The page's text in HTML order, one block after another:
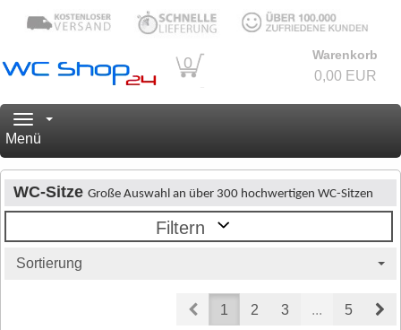
0 Warenkorb
0,00 EUR
Navigation
Menü
WC-SitzeGroße Auswahl an über 300 hochwertigen WC-Sitzen
Filtern
Sortierung
Prev1 2 3 ... 5